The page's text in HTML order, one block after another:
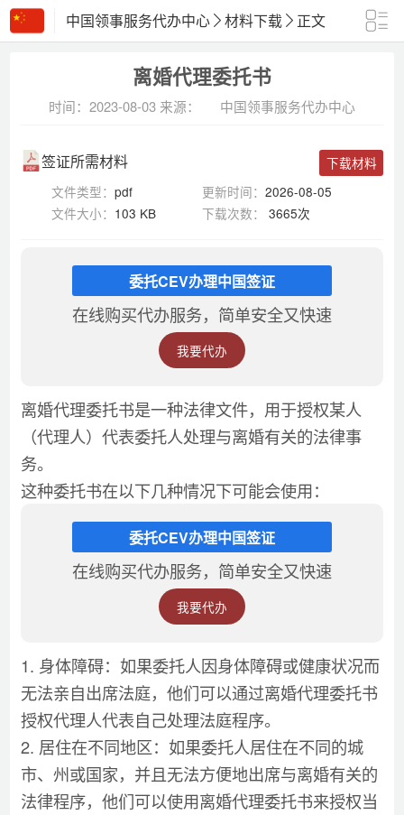
中国领事服务代办中心 材料下载 正文
离婚代理委托书
时间：2023-08-03 来源： 中国领事服务代办中心
签证所需材料
下载材料
文件类型： pdf 更新时间： 2026-08-05
文件大小： 103 KB 下载次数： 3665次
委托CEV办理中国签证
在线购买代办服务，简单安全又快速
我要代办
离婚代理委托书是一种法律文件，用于授权某人
（代理人）代表委托人处理与离婚有关的法律事
务。
这种委托书在以下几种情况下可能会使用：
委托CEV办理中国签证
在线购买代办服务，简单安全又快速
我要代办
1. 身体障碍：如果委托人因身体障碍或健康状况而
无法亲自出席法庭，他们可以通过离婚代理委托书
授权代理人代表自己处理法庭程序。
2. 居住在不同地区：如果委托人居住在不同的城
市、州或国家，并且无法方便地出席与离婚有关的
法律程序，他们可以使用离婚代理委托书来授权当